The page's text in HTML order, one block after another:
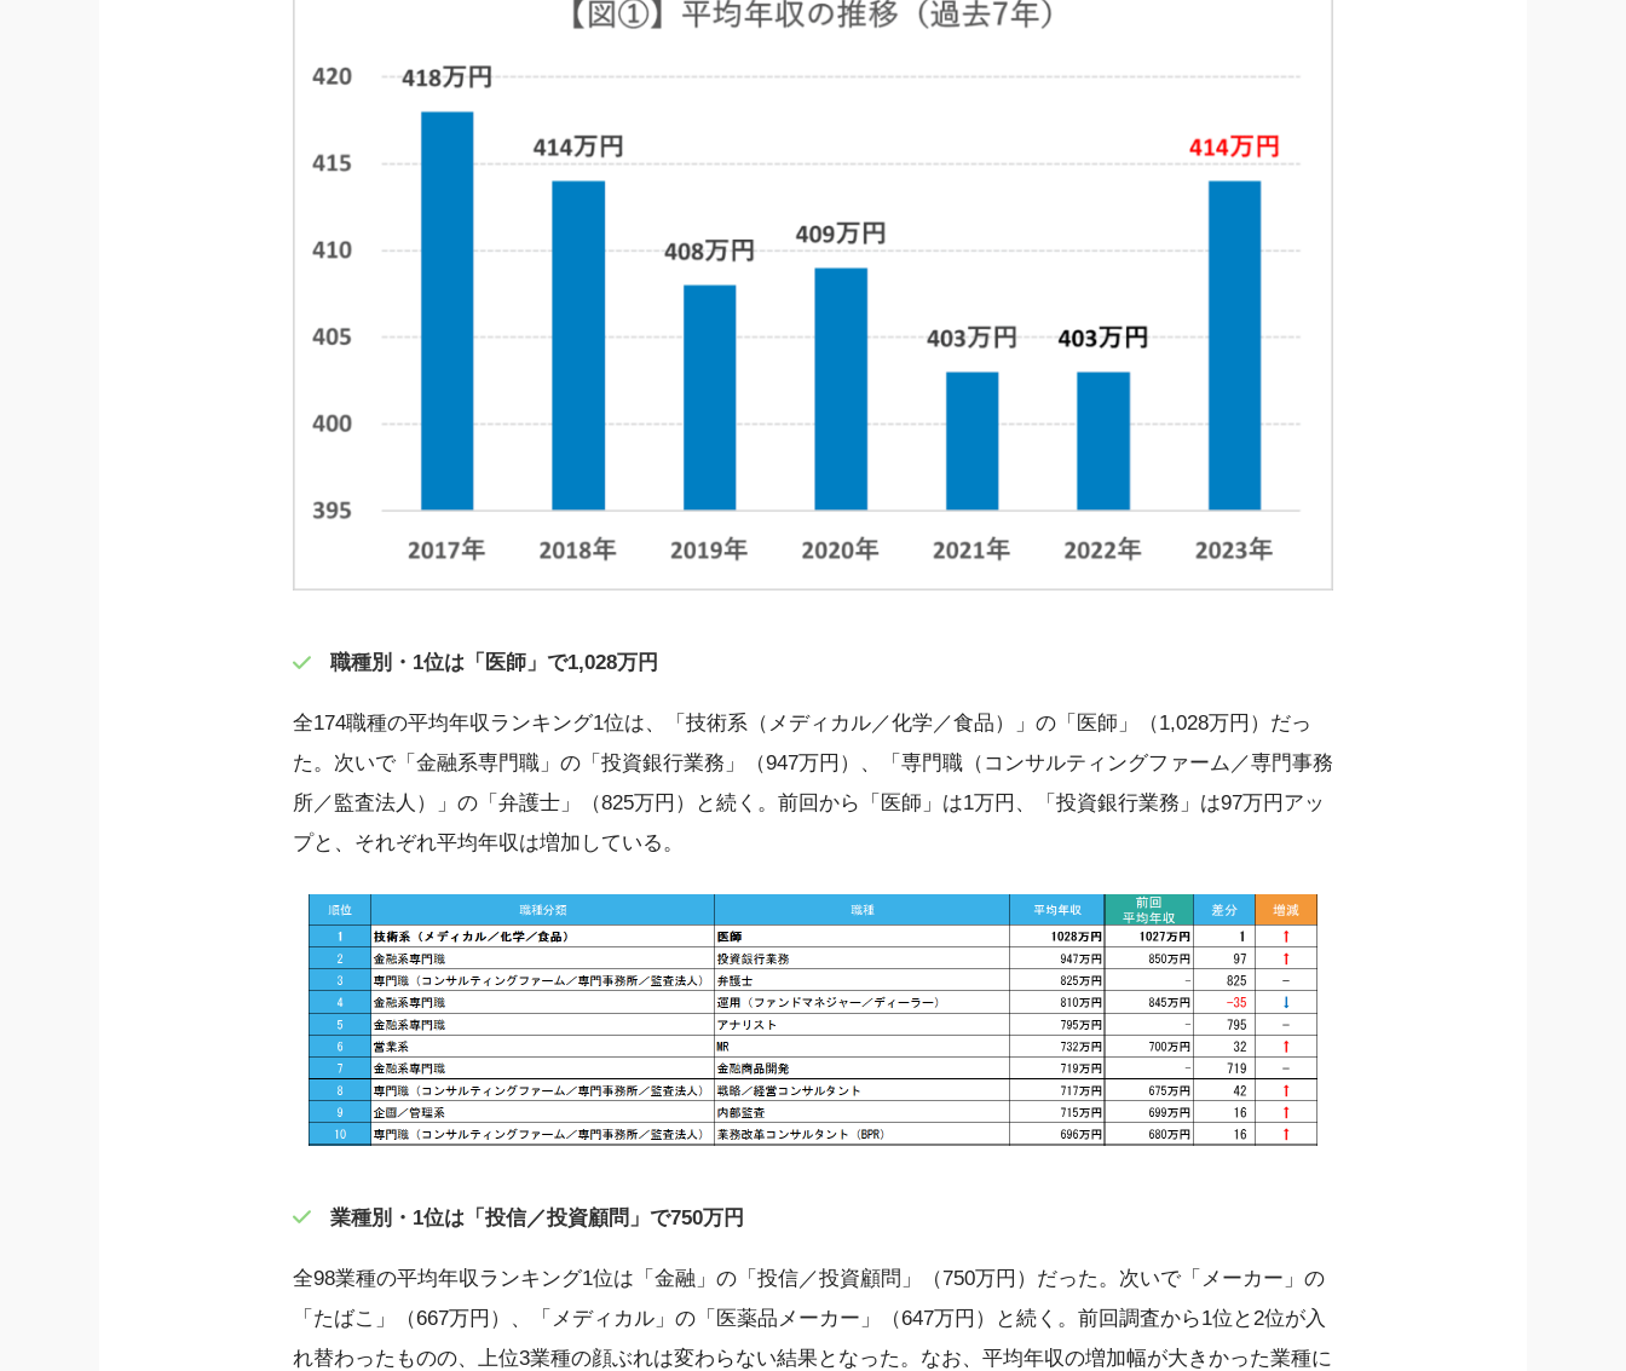
職種別・1位は「医師」で1,028万円
全174職種の平均年収ランキング1位は、「技術系（メディカル／化学／食品）」の「医師」（1,028万円）だっ
た。次いで「金融系専門職」の「投資銀行業務」（947万円）、「専門職（コンサルティングファーム／専門事務
所／監査法人）」の「弁護士」（825万円）と続く。前回から「医師」は1万円、「投資銀行業務」は97万円アッ
プと、それぞれ平均年収は増加している。
業種別・1位は「投信／投資顧問」で750万円
全98業種の平均年収ランキング1位は「金融」の「投信／投資顧問」（750万円）だった。次いで「メーカー」の
「たばこ」（667万円）、「メディカル」の「医薬品メーカー」（647万円）と続く。前回調査から1位と2位が入
れ替わったものの、上位3業種の顔ぶれは変わらない結果となった。なお、平均年収の増加幅が大きかった業種に